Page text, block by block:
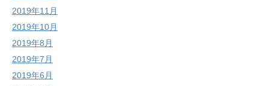
2019年11月
2019年10月
2019年8月
2019年7月
2019年6月